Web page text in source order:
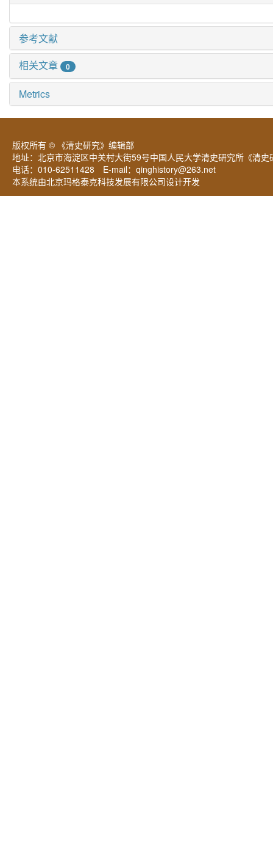
参考文献
相关文章
0
Metrics
版权所有 © 《清史研究》编辑部
地址：北京市海淀区中关村大街59号中国人民大学清史研究所《
电话：010-62511428 E-mail： qinghistory@263.net
本系统由北京玛格泰克科技发展有限公司设计开发